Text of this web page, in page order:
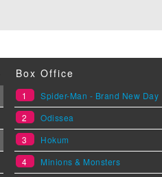
Box Office
1
Spider-Man - Brand New Day
2
Odissea
3
Hokum
4
Minions & Monsters